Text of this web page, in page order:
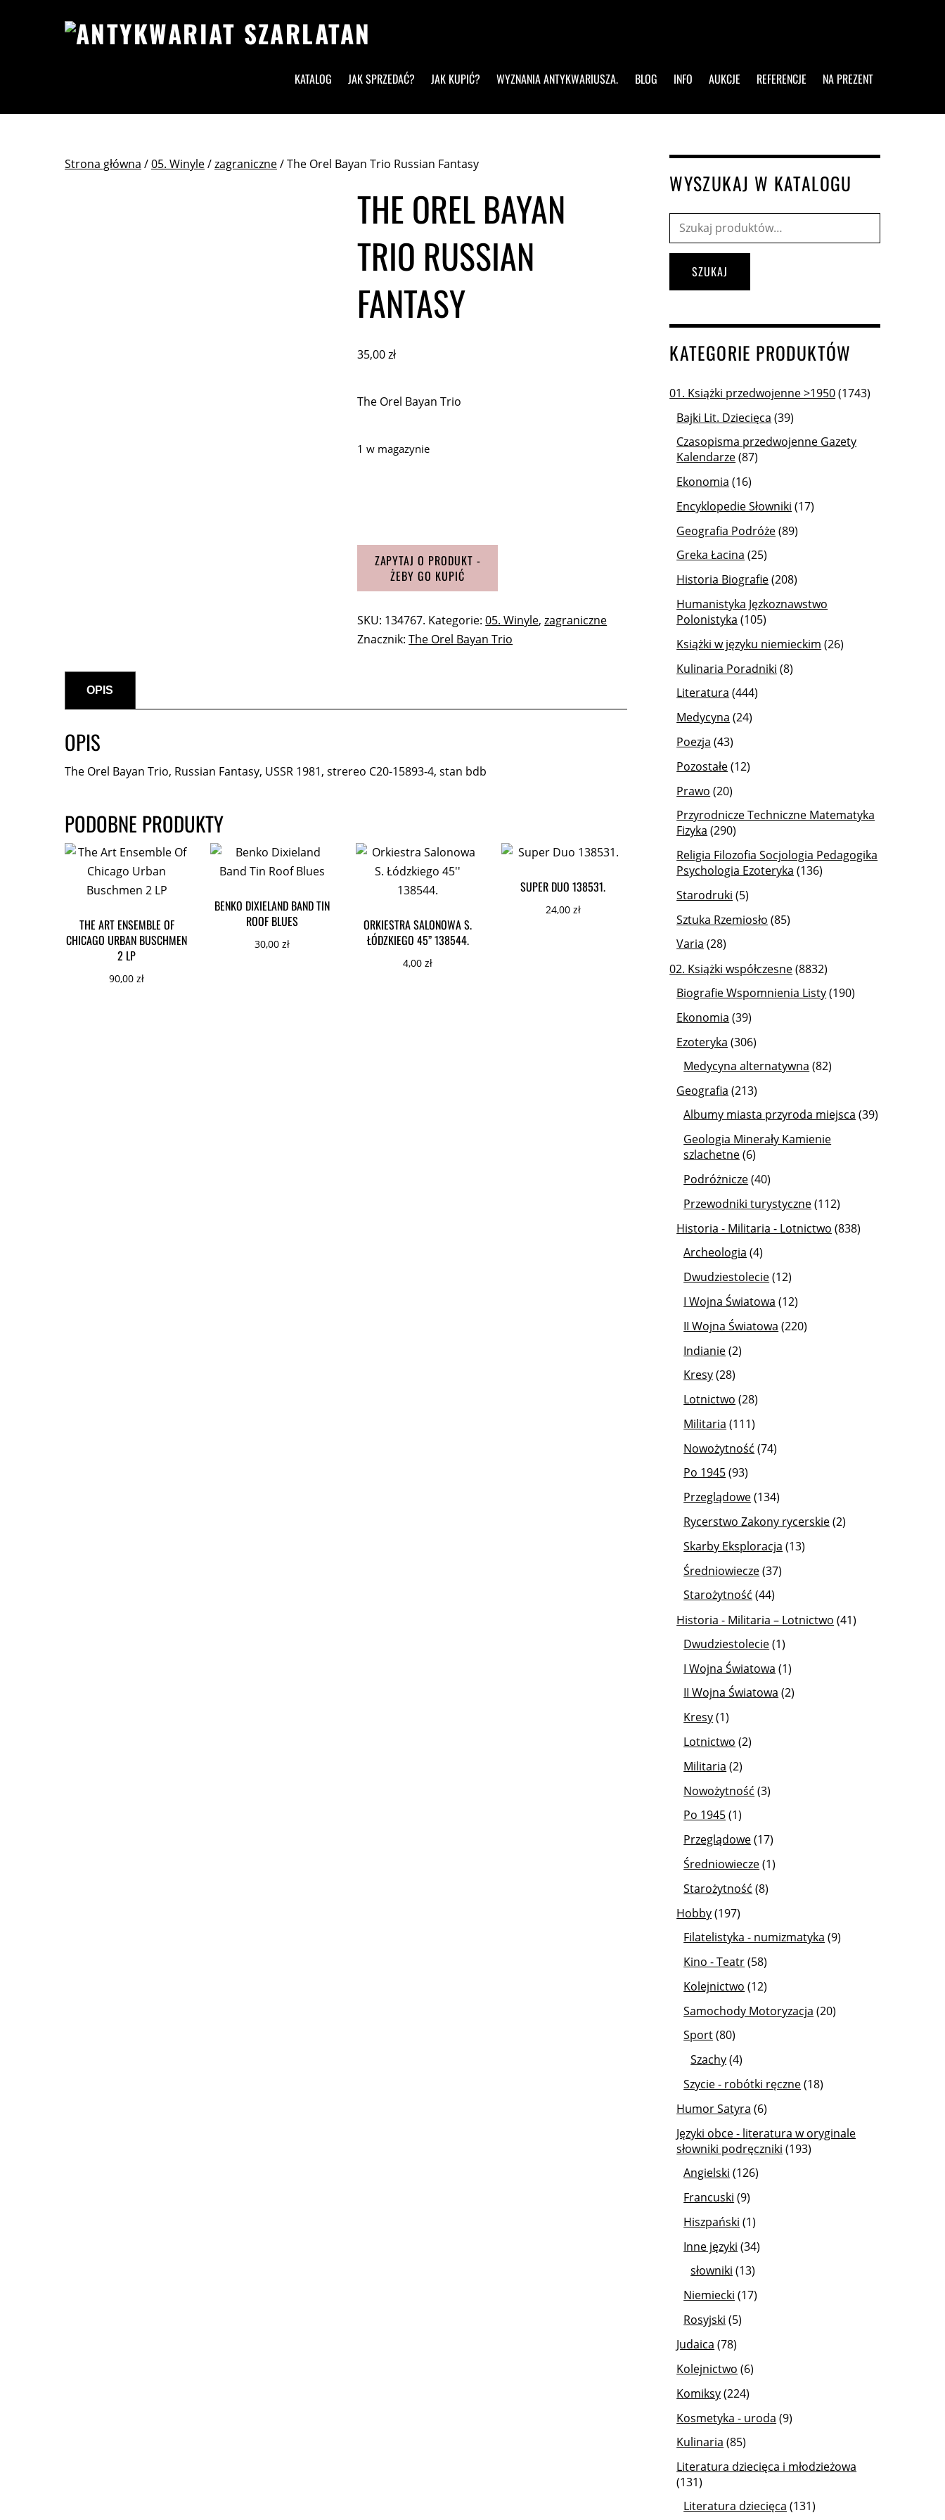
KATALOG JAK SPRZEDAĆ? JAK KUPIĆ? WYZNANIA ANTYKWARIUSZA. BLOG INFO AUKCJE REFERENCJE NA PREZENT
Strona główna /05. Winyle/zagraniczne/ The Orel Bayan Trio Russian Fantasy
THE OREL BAYAN
TRIO RUSSIAN
FANTASY
35,00zł
The Orel Bayan Trio
1 w magazynie
Bayan
Trio
Russian
SKU: 134767. Kategorie:05. Winyle,zagraniczne
Znacznik:The Orel Bayan Trio
OPIS
OPIS
The Orel Bayan Trio, Russian Fantasy, USSR 1981, strereo C20-15893-4, stan bdb
PODOBNE PRODUKTY
THE ART ENSEMBLE OF
CHICAGO URBAN BUSCHMEN
2 LP
90,00zł
BENKO DIXIELAND BAND TIN
ROOF BLUES
30,00zł
ORKIESTRA SALONOWA S.
ŁÓDZKIEGO 45” 138544.
4,00zł
SUPER DUO 138531.
24,00 zł
WYSZUKAJ W KATALOGU
Szukaj:
SZUKAJ
KATEGORIE PRODUKTÓW
01. Książki przedwojenne >1950(1743)
Bajki Lit. Dziecięca (39)
Czasopisma przedwojenne Gazety
Kalendarze(87)
Ekonomia (16)
Encyklopedie Słowniki (17)
Geografia Podróże(89)
Greka Łacina (25)
Historia Biografie(208)
Humanistyka Jęzkoznawstwo
Polonistyka (105)
Książki w języku niemieckim (26)
Kulinaria Poradniki (8)
Literatura (444)
Medycyna (24)
Poezja (43)
Pozostałe(12)
Prawo (20)
Przyrodnicze Techniczne Matematyka
Fizyka (290)
Religia Filozofia Socjologia Pedagogika
Psychologia Ezoteryka (136)
Starodruki (5)
Sztuka Rzemiosło (85)
Varia (28)
02. Książki współczesne(8832)
Biografie Wspomnienia Listy(190)
Ekonomia (39)
Ezoteryka (306)
Medycyna alternatywna (82)
Geografia (213)
Albumy miasta przyroda miejsca (39)
Geologia Minerały Kamienie
szlachetne(6)
Podróżnicze(40)
Przewodniki turystyczne(112)
Historia - Militaria - Lotnictwo (838)
Archeologia (4)
Dwudziestolecie(12)
I Wojna Światowa (12)
II Wojna Światowa (220)
Indianie(2)
Kresy(28)
Lotnictwo (28)
Militaria (111)
Nowożytność (74)
Po 1945(93)
Przeglądowe(134)
Rycerstwo Zakony rycerskie(2)
Skarby Eksploracja (13)
Średniowiecze(37)
Starożytność (44)
Historia - Militaria – Lotnictwo (41)
Dwudziestolecie(1)
I Wojna Światowa (1)
II Wojna Światowa (2)
Kresy(1)
Lotnictwo (2)
Militaria (2)
Nowożytność (3)
Po 1945(1)
Przeglądowe(17)
Średniowiecze(1)
Starożytność (8)
Hobby(197)
Filatelistyka - numizmatyka (9)
Kino - Teatr(58)
Kolejnictwo (12)
Samochody Motoryzacja (20)
Sport(80)
Szachy(4)
Szycie - robótki ręczne(18)
Humor Satyra (6)
Języki obce - literatura w oryginale
słowniki podręczniki (193)
Angielski (126)
Francuski (9)
Hiszpański (1)
Inne języki (34)
słowniki (13)
Niemiecki (17)
Rosyjski (5)
Judaica (78)
Kolejnictwo (6)
Komiksy(224)
Kosmetyka - uroda (9)
Kulinaria (85)
Literatura dziecięca i młodzieżowa
(131)
Literatura dziecięca (131)